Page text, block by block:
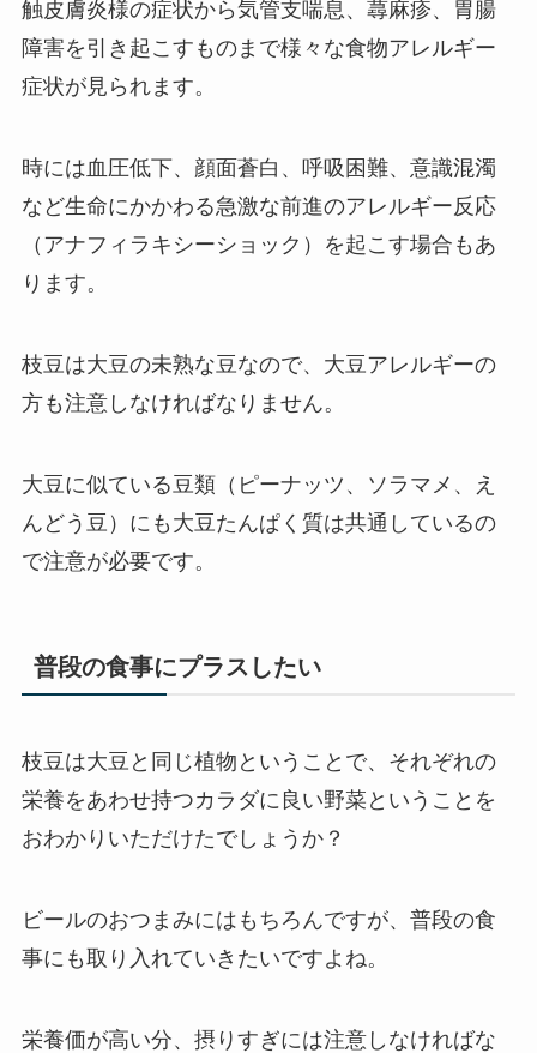
触皮膚炎様の症状から気管支喘息、蕁麻疹、胃腸
障害を引き起こすものまで様々な食物アレルギー
症状が見られます。
時には血圧低下、顔面蒼白、呼吸困難、意識混濁
など生命にかかわる急激な前進のアレルギー反応
（アナフィラキシーショック）を起こす場合もあ
ります。
枝豆は大豆の未熟な豆なので、大豆アレルギーの
方も注意しなければなりません。
大豆に似ている豆類（ピーナッツ、ソラマメ、え
んどう豆）にも大豆たんぱく質は共通しているの
で注意が必要です。
普段の食事にプラスしたい
枝豆は大豆と同じ植物ということで、 それぞれの
栄養をあわせ持つカラダに良い野菜ということを
おわかりいただけたでしょうか？
ビールのおつまみにはもちろんですが、普段の食
事にも取り入れていきたいですよね。
栄養価が高い分、摂りすぎには注意しなければな